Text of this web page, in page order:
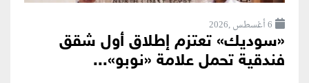
6 أغسطس ,2026
«سوديك» تعتزم إطلاق أول شقق
فندقية تحمل علامة «نوبو»...